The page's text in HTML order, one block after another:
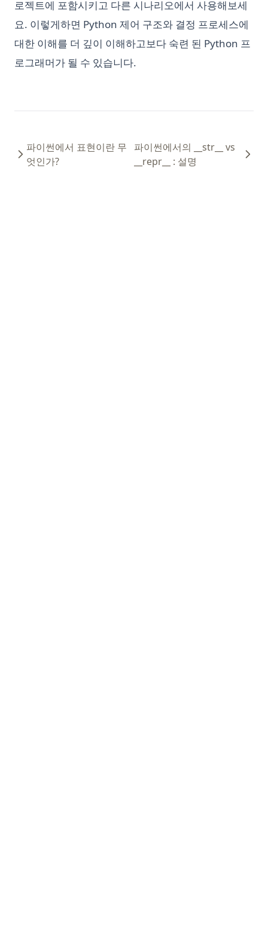
로젝트에 포함시키고 다른 시나리오에서 사용해보세
요. 이렇게하면 Python 제어 구조와 결정 프로세스에
대한 이해를 더 깊이 이해하고보다 숙련 된 Python 프
로그래머가 될 수 있습니다.
파이썬에서 표현이란 무
엇인가?
파이썬에서의 __str__ vs
__repr__ : 설명